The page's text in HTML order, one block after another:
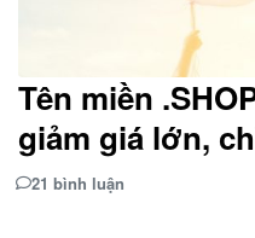
Tên miền
giảm giá lớn,
21 bình luận